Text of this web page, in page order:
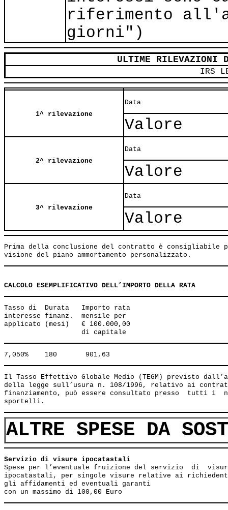
riferimento
giorni")
ULTIME RILEVAZIONI
IRS
1^ rilevazione
Data
Valore
2^ rilevazione
Data
Valore
3^ rilevazione
Data
Valore
Prima della conclusione del contratto è consigliabile
CALCOLO ESEMPLIFICATIVO DELL’IMPORTO DELLA RATA
Tasso di  Durata   Importo rata
interesse finanz.  mensile per
applicato (mesi)   € 100.000,00
Il Tasso Effettivo Globale Medio (TEGM) previsto
della legge sull’usura n. 108/1996, relativo ai
finanziamento, può essere consultato presso  tutti i
ALTRE SPESE DA
Servizio di visure ipocatastali
Spese per l’eventuale fruizione del servizio  di
ipocatastali, per singole visure relative ai
gli affidamenti ed eventuali garanti